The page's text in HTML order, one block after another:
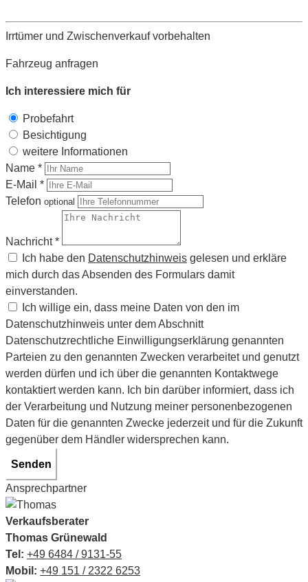
Irrtümer und Zwischenverkauf vorbehalten
Fahrzeug anfragen
Ich interessiere mich für
Probefahrt
Besichtigung
weitere Informationen
Name *
E-Mail *
Telefon optional
Nachricht *
Ich habe den Datenschutzhinweis gelesen und erkläre
mich durch das Absenden des Formulars damit
einverstanden.
Ich willige ein, dass meine Daten von den im
Datenschutzhinweis unter dem Abschnitt
Datenschutzrechtliche Einwilligungserklärung genannten
Parteien zu den genannten Zwecken verarbeitet und genutzt
werden dürfen und ich über die genannten Kontaktwege
kontaktiert werden kann. Ich bin darüber informiert, dass ich
der Verarbeitung und Nutzung meiner personenbezogenen
Daten für die genannten Zwecke jederzeit und für die Zukunft
gegenüber dem Händler widersprechen kann.
Senden
Ansprechpartner
Verkaufsberater
Thomas Grünewald
Tel: +49 6484 / 9131-55
Mobil: +49 151 / 2322 6253